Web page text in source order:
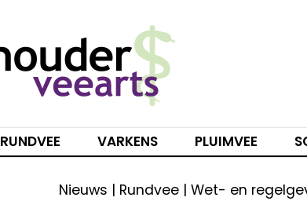
RUNDVEE VARKENS PLUIMVEE
Nieuws | Rundvee | Wet- en